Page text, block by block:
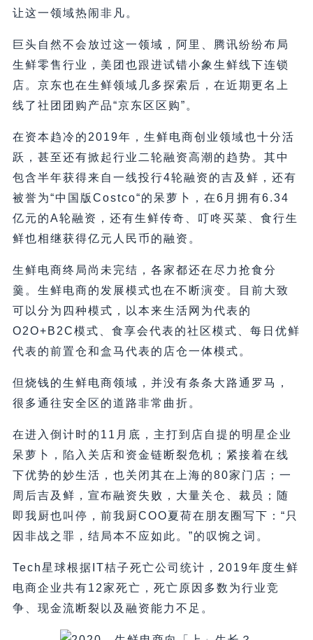
让这一领域热闹非凡。
巨头自然不会放过这一领域，阿里、腾讯纷纷布局
生鲜零售行业，美团也跟进试错小象生鲜线下连锁
店。京东也在生鲜领域几多探索后，在近期更名上
线了社团团购产品“京东区区购”。
在资本趋冷的2019年，生鲜电商创业领域也十分活
跃，甚至还有掀起行业二轮融资高潮的趋势。其中
包含半年获得来自一线投行4轮融资的吉及鲜，还有
被誉为“中国版Costco“的呆萝卜，在6月拥有6.34
亿元的A轮融资，还有生鲜传奇、叮咚买菜、食行生
鲜也相继获得亿元人民币的融资。
生鲜电商终局尚未完结，各家都还在尽力抢食分
羹。生鲜电商的发展模式也在不断演变。目前大致
可以分为四种模式，以本来生活网为代表的
O2O+B2C模式、食享会代表的社区模式、每日优鲜
代表的前置仓和盒马代表的店仓一体模式。
但烧钱的生鲜电商领域，并没有条条大路通罗马，
很多通往安全区的道路非常曲折。
在进入倒计时的11月底，主打到店自提的明星企业
呆萝卜，陷入关店和资金链断裂危机；紧接着在线
下优势的妙生活，也关闭其在上海的80家门店；一
周后吉及鲜，宣布融资失败，大量关仓、裁员；随
即我厨也叫停，前我厨COO夏荷在朋友圈写下：“只
因非战之罪，结局本不应如此。”的叹惋之词。
Tech星球根据IT桔子死亡公司统计，2019年度生鲜
电商企业共有12家死亡，死亡原因多数为行业竞
争、现金流断裂以及融资能力不足。